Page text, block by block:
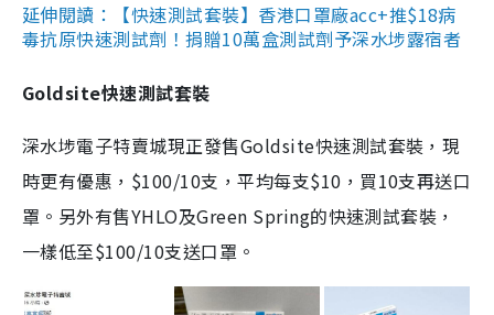
延伸閱讀：【快速測試套裝】香港口罩廠acc+推$18病
毒抗原快速測試劑！捐贈10萬盒測試劑予深水埗露宿者
Goldsite快速測試套裝
深水埗電子特賣城現正發售Goldsite快速測試套裝，現
時更有優惠，$100/10支，平均每支$10，買10支再送口
罩。另外有售YHLO及Green Spring的快速測試套裝，
一樣低至$100/10支送口罩。